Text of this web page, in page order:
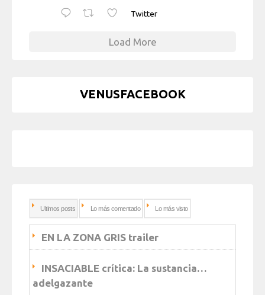
Twitter
Load More
VENUSFACEBOOK
Ultimos posts Lo más comentado Lo más visto
EN LA ZONA GRIS trailer
INSACIABLE crítica: La sustancia…
adelgazante